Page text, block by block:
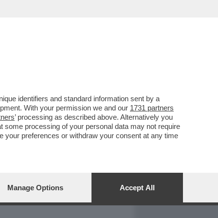
identifiers and standard information sent by a
With your permission we and our 1731 partners
’ processing as described above. Alternatively you
processing of your personal data may not require
your preferences or withdraw your consent at any time
Manage Options Accept All